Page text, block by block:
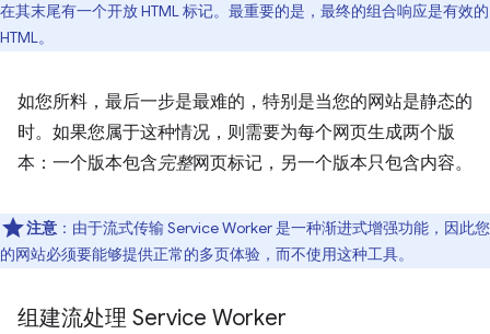
在其末尾有一个开放 HTML 标记。最重要的是，最终的组合响应是有效的
HTML。
如您所料，最后一步是最难的，特别是当您的网站是静态的
时。如果您属于这种情况，则需要为每个网页生成两个版
本：一个版本包含完整网页标记，另一个版本只包含内容。
注意 ：由于流式传输 Service Worker 是一种渐进式增强功能，因此您
的网站必须要能够提供正常的多页体验，而不使用这种工具。
组建流处理 Service Worker